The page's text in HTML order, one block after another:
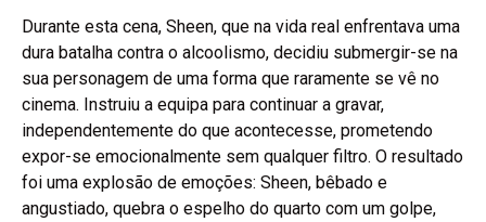
Durante esta cena, Sheen, que na vida real enfrentava uma
dura batalha contra o alcoolismo, decidiu submergir-se na
sua personagem de uma forma que raramente se vê no
cinema. Instruiu a equipa para continuar a gravar,
independentemente do que acontecesse, prometendo
expor-se emocionalmente sem qualquer filtro. O resultado
foi uma explosão de emoções: Sheen, bêbado e
angustiado, quebra o espelho do quarto com um golpe,